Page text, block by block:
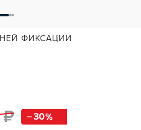
ФИКСАЦИИ
₽ 30